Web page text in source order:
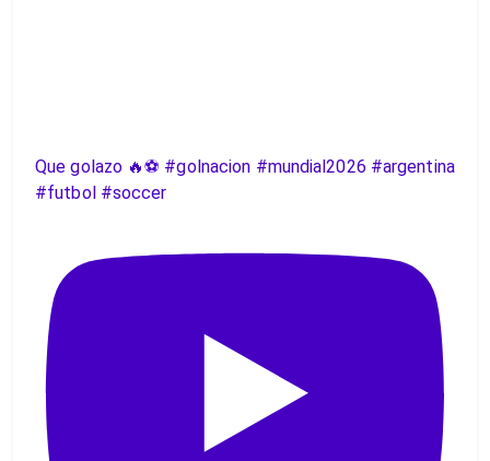
Que golazo 🔥⚽️ #golnacion #mundial2026 #argentina
#futbol #soccer